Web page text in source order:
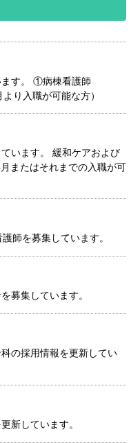
ます。 ①病棟看護師
り入職が可能な方）
います。 緩和ケアおよび
またはそれまでの入職が可
師を募集しています。
募集しています。
の採用情報を更新してい
新しています。